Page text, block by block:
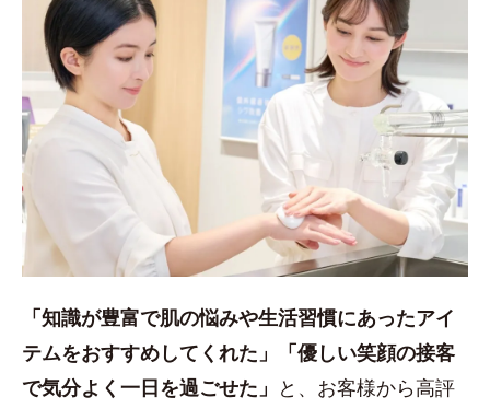
「知識が豊富で肌の悩みや生活習慣にあったアイ
テムをおすすめしてくれた」「優しい笑顔の接客
で気分よく一日を過ごせた」 と、お客様から高評